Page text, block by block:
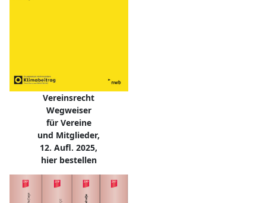
Vereinsrecht
Wegweiser
für Vereine
und Mitglieder,
12. Aufl. 2025,
hier bestellen